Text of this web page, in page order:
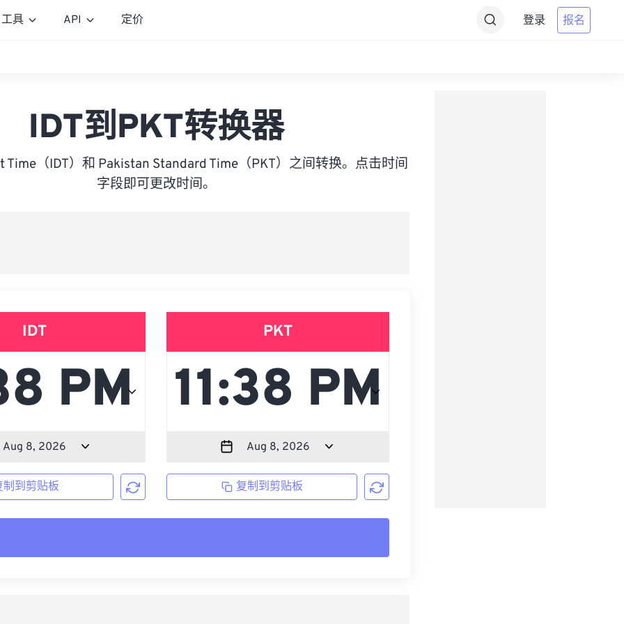
工具 API 定价 登录 报名
IDT到PKT转换器
Time（IDT）和 Pakistan Standard Time（PKT）之间转换。点击时间
字段即可更改时间。
IDT
制到剪贴板
PKT
复制到剪贴板